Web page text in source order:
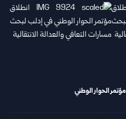
مؤتمر الحوار الوطني